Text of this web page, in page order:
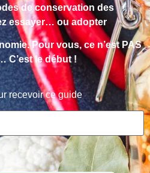
de conservation des
essayer… ou adopter
Pour vous, ce n’est PAS
C’est le début !
recevoir ce guide